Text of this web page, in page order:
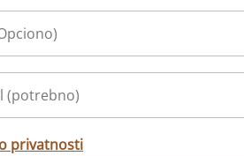
privatnosti